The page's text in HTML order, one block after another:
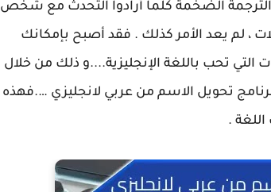
الضخمة كلما أرادوا التحدث مع شخص
، لم يعد الأمر كذلك . فقد أصبح بإمكانك
تحب باللغة الإنجليزية....و ذلك من خلال
تحويل الاسم من عربي لانجليزي ….فهذه
.